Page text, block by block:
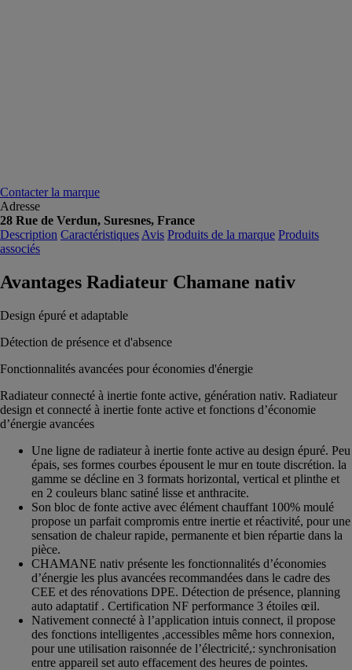
Contacter la marque
Adresse
28 Rue de Verdun, Suresnes, France
Description Caractéristiques Avis Produits de la marque Produits
associés
Avantages Radiateur Chamane nativ
Design épuré et adaptable
Détection de présence et d'absence
Fonctionnalités avancées pour économies d'énergie
Radiateur connecté à inertie fonte active, génération nativ. Radiateur
design et connecté à inertie fonte active et fonctions d’économie
d’énergie avancées
Une ligne de radiateur à inertie fonte active au design épuré. Peu
épais, ses formes courbes épousent le mur en toute discrétion. la
gamme se décline en 3 formats horizontal, vertical et plinthe et
en 2 couleurs blanc satiné lisse et anthracite.
Son bloc de fonte active avec élément chauffant 100% moulé
propose un parfait compromis entre inertie et réactivité, pour une
sensation de chaleur rapide, permanente et bien répartie dans la
pièce.
CHAMANE nativ présente les fonctionnalités d’économies
d’énergie les plus avancées recommandées dans le cadre des
CEE et des rénovations DPE. Détection de présence, planning
auto adaptatif . Certification NF performance 3 étoiles œil.
Nativement connecté à l’application intuis connect, il propose
des fonctions intelligentes ,accessibles même hors connexion,
pour une utilisation raisonnée de l’électricité,: synchronisation
entre appareil set auto effacement des heures de pointes.